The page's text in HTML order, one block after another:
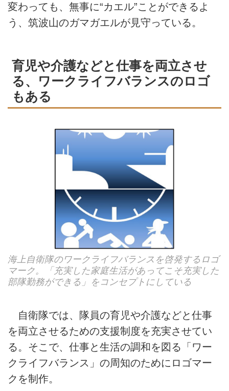
変わっても、無事に“カエル”ことができるよ
う、筑波山のガマガエルが見守っている。
育児や介護などと仕事を両立させ
る、ワークライフバランスのロゴ
もある
海上自衛隊のワークライフバランスを啓発するロゴ
マーク。「充実した家庭生活があってこそ充実した
部隊勤務ができる」をコンセプトにしている
自衛隊では、隊員の育児や介護などと仕事
を両立させるための支援制度を充実させてい
る。そこで、仕事と生活の調和を図る「ワー
クライフバランス」の周知のためにロゴマー
クを制作。